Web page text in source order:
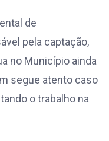
de
pela captação,
no Município ainda
segue atento caso
o trabalho na